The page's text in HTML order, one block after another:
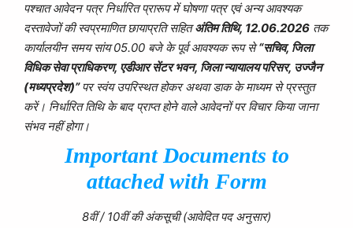
पश्चात आवेदन पत्र निर्धारित प्रारूप में घोषणा पत्र एवं अन्य आवश्यक
दस्तावेजों की स्वप्रमाणित छायाप्रति सहितअंतिम तिथि, 12.06.2026 तक
कार्यालयीन समय सांय 05.00 बजे के पूर्व आवश्यक रूप से“सचिव, जिला
विधिक सेवा प्राधिकरण, एडीआर सेंटर भवन, जिला न्यायालय परिसर, उज्जैन
(मध्यप्रदेश)”पर स्वंय उपरिस्थत होकर अथवा डाक के माध्यम से प्रस्तुत
करें। निर्धारित तिथि के बाद प्राप्त होने वाले आवेदनों पर विचार किया जाना
संभव नहीं होगा।
Important Documents to
attached with Form
8वीं / 10वीं की अंकसूची (आवेदित पद अनुसार)